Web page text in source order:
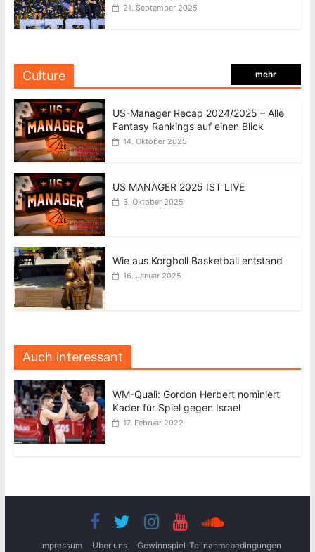
21. September 2025
Culture mehr
US-Manager Recap 2024/2025 – Alle
Fantasy Rankings auf einen Blick
14. Oktober 2025
US MANAGER 2025 IST LIVE
3. Oktober 2025
Wie aus Korgboll Basketball entstand
16. Januar 2025
Auch interessant
WM-Quali: Gordon Herbert nominiert
Kader für Spiel gegen Israel
17. Februar 2022
Impressum Über uns Gewinnspiel-Teilnahmebedingungen